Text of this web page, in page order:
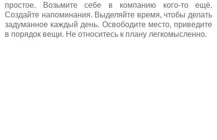
простое. Возьмите себе в компанию кого-то ещё.
Создайте напоминания. Выделяйте время, чтобы делать
задуманное каждый день. Освободите место, приведите
в порядок вещи. Не относитесь к плану легкомысленно.